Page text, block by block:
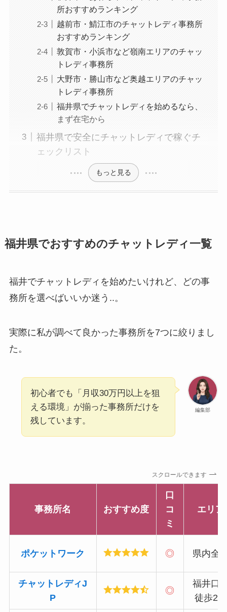
所おすすめランキング
越前市・鯖江市のチャットレディ事務所
おすすめランキング
敦賀市・小浜市など嶺南エリアのチャッ
トレディ事務所
大野市・勝山市など奥越エリアのチャッ
トレディ事務所
福井県でチャットレディを始めるなら、
まず在宅から
福井県で安全にチャットレディで稼ぐチ
ェックリスト
もっと見る
福井県でおすすめのチャットレディ一覧
福井でチャットレディを始めたいけれど、どの事
務所を選べばいいか迷う..。
実際に私が調べて良かった事務所を7つに絞りまし
た。
編集部
初心者でも「月収30万円以上を狙
える環境」が揃った事務所だけを
残しています。
スクロールできます
事務所名 おすすめ度
口
コ
ミ
エリア
ポケットワーク ◎ 県内全
チャットレディJ
P
◎
福井口
徒歩2分